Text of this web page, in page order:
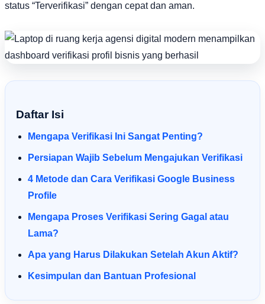
status “Terverifikasi” dengan cepat dan aman.
Daftar Isi
Mengapa Verifikasi Ini Sangat Penting?
Persiapan Wajib Sebelum Mengajukan Verifikasi
4 Metode dan Cara Verifikasi Google Business
Profile
Mengapa Proses Verifikasi Sering Gagal atau
Lama?
Apa yang Harus Dilakukan Setelah Akun Aktif?
Kesimpulan dan Bantuan Profesional